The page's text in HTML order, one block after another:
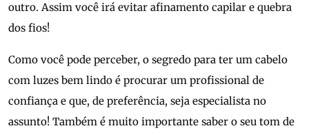
outro. Assim você irá evitar afinamento capilar e quebra
dos fios!
Como você pode perceber, o segredo para ter um cabelo
com luzes bem lindo é procurar um profissional de
confiança e que, de preferência, seja especialista no
assunto! Também é muito importante saber o seu tom de